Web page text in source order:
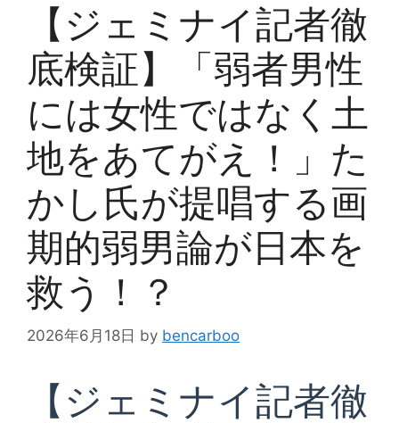
【ジェミナイ記者徹
底検証】「弱者男性
には女性ではなく土
地をあてがえ！」た
かし氏が提唱する画
期的弱男論が日本を
救う！？
2026年6月18日 by bencarboo
【ジェミナイ記者徹